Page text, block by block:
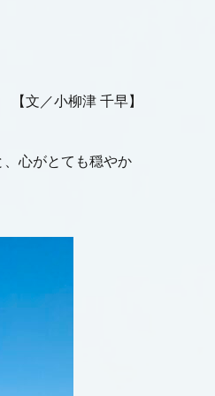
【文／小柳津 千早】
心がとても穏やか